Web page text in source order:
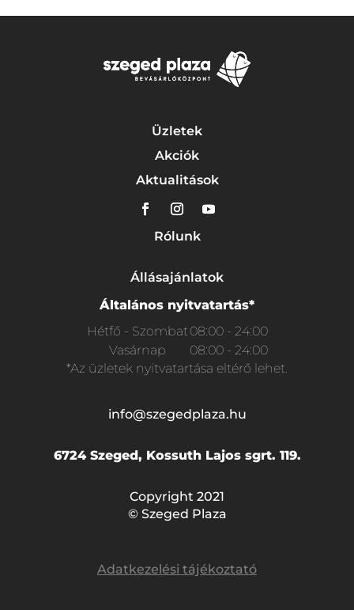
Üzletek
Akciók
Aktualitások
Rólunk
Állásajánlatok
Általános nyitvatartás*
Hétfő - Szombat08:00 - 24:00
Vasárnap
08:00 - 24:00
*Az üzletek nyitvatartása eltérő lehet.
info@szegedplaza.hu
6724 Szeged, Kossuth Lajos sgrt. 119.
Copyright 2021
© Szeged Plaza
Adatkezelési tájékoztató